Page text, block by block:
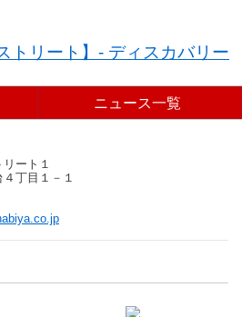
トリート】- ディスカバリー
ニュース一覧
ート１
丁目１－１